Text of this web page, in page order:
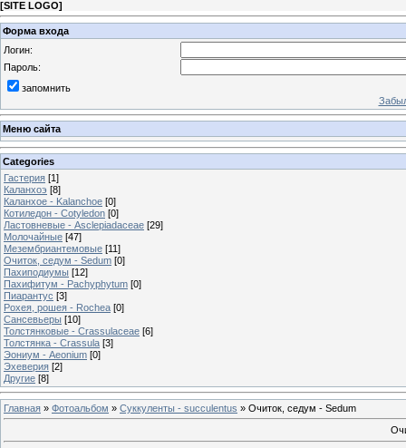
[SITE LOGO]
Форма входа
Логин:
Пароль:
запомнить
Меню сайта
Categories
Гастерия [1]
Каланхоэ [8]
Каланхое - Kalanchoe [0]
Котиледон - Cotyledon [0]
Ластовневые - Asclepiadaceae [29]
Молочайные [47]
Мезембриантемовые [11]
Очиток, седум - Sedum [0]
Пахиподиумы [12]
Пахифитум - Pachyphytum [0]
Пиарантус [3]
Рохея, рошея - Rochea [0]
Сансевьеры [10]
Толстянковые - Crassulaceae [6]
Толстянка - Crassula [3]
Эониум - Aeonium [0]
Эхеверия [2]
Другие [8]
Главная » Фотоальбом » Суккуленты - succulentus » Очиток, седум - Sedum